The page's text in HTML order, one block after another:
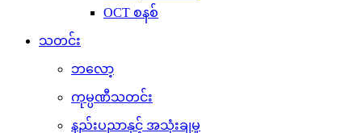
OCT စနစ်
သတင်း
ဘလော့
ကုမ္ပဏီသတင်း
နည်းပညာနှင့် အသုံးချမှု